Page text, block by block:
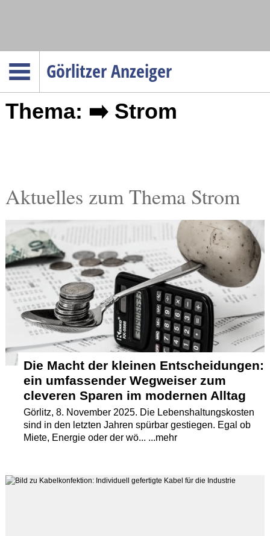
Görlitzer Anzeiger
Menüpunkte
Startseite
Verkehr
Gesundheit
Kultur
Sport
Termine
Kostenlos
Thema: ➡️ Strom
Aktuelles zum Thema Strom
Die Macht der kleinen Entscheidungen:
ein umfassender Wegweiser zum
cleveren Sparen im modernen Alltag
Görlitz, 8. November 2025. Die Lebenshaltungskosten
sind in den letzten Jahren spürbar gestiegen. Egal ob
Miete, Energie oder der wö... ...mehr